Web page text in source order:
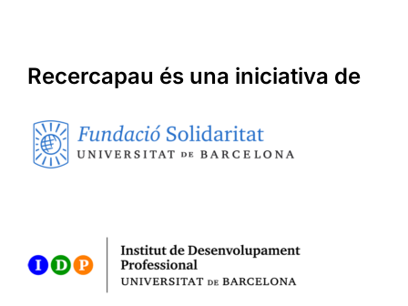
Recercapau és una iniciativa de